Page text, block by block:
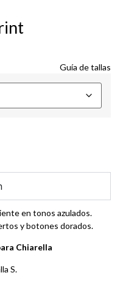
Guía de tallas
en tonos azulados.
y botones dorados.
Chiarella
S.